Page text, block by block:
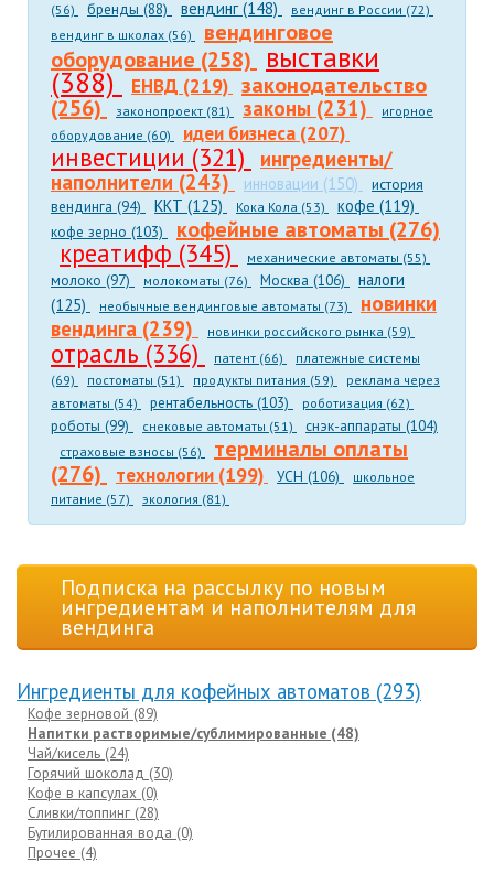
(56) бренды (88) вендинг (148)
вендинг в России (72)
вендинг в школах (56)
вендинговое
оборудование (258)
выставки
(388) ЕНВД (219) законодательство
(256) законопроект (81) законы (231)
игорное
оборудование (60)
идеи бизнеса (207)
инвестиции (321)
ингредиенты/
наполнители (243)
инновации (150)
история
вендинга (94)
ККТ (125) Кока Кола (53) кофе (119)
кофе зерно (103) кофейные автоматы (276)
креатифф (345) механические автоматы (55)
молоко (97) молокоматы (76) Москва (106)
налоги
(125)
необычные вендинговые автоматы (73)
новинки
вендинга (239)
новинки российского рынка (59)
отрасль (336) патент (66)
платежные системы
(69)
постоматы (51) продукты питания (59)
реклама через
автоматы (54)
рентабельность (103) роботизация (62)
роботы (99) снековые автоматы (51) снэк-аппараты (104)
страховые взносы (56)
терминалы оплаты
(276)
технологии (199) УСН (106)
школьное
питание (57)
экология (81)
Подписка на рассылку по новым
ингредиентам и наполнителям для
вендинга
Ингредиенты для кофейных автоматов (293)
Кофе зерновой (89)
Напитки растворимые/сублимированные (48)
Чай/кисель (24)
Горячий шоколад (30)
Кофе в капсулах (0)
Сливки/топпинг (28)
Бутилированная вода (0)
Прочее (4)